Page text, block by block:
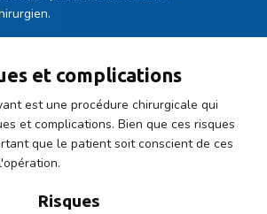
et complications
est une procédure chirurgicale qui
et complications. Bien que ces risques
que le patient soit conscient de ces
Risques